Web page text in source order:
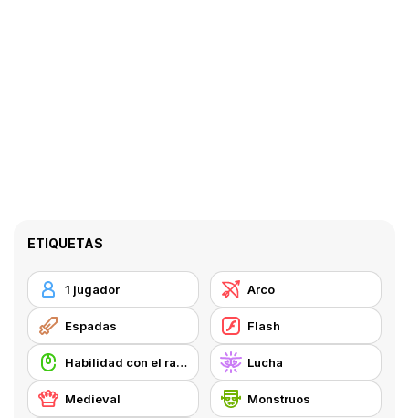
ETIQUETAS
1 jugador Arco
Espadas Flash
Habilidad con el ratón Lucha
Medieval Monstruos